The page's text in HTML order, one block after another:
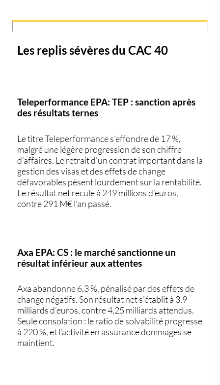
Les replis sévères du CAC 40
Teleperformance EPA: TEP : sanction après
des résultats ternes
Le titreTeleperformances’effondre de 17 %,
malgré une légère progression de son chiffre
d’affaires. Le retrait d’un contrat important dans la
gestion des visas et des effets de change
défavorables pèsent lourdement sur la rentabilité.
Le résultat net recule à 249 millions d’euros,
contre 291 M€ l’an passé.
Axa EPA: CS : le marché sanctionne un
résultat inférieur aux attentes
Axa abandonne6,3 %, pénalisé par des effets de
change négatifs. Son résultat net s’établit à 3,9
milliards d’euros, contre4,25 milliards attendus.
Seule consolation : le ratio de solvabilité progresse
à 220 %, et l’activité en assurance dommages se
maintient.